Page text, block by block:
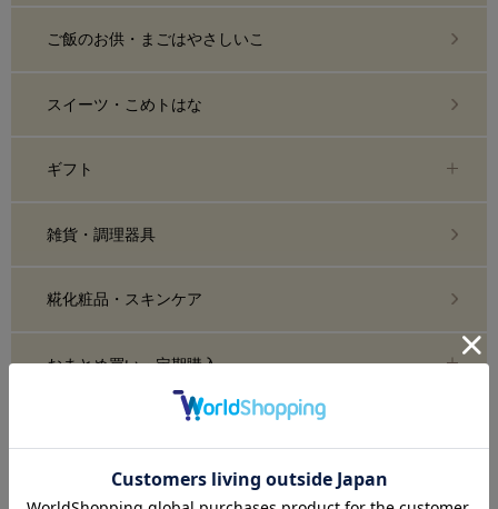
ご飯のお供・まごはやさしいこ
スイーツ・こめトはな
ギフト
雑貨・調理器具
糀化粧品・スキンケア
おまとめ買い・定期購入